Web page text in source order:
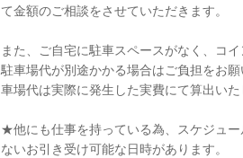
て金額のご相談をさせていただきます。
また、ご自宅に駐車スペースがなく、コ
駐車場代が別途かかる場合はご負担をお
車場代は実際に発生した実費にて算出いた
★他にも仕事を持っている為、スケジュ
ないお引き受け可能な日時があります。